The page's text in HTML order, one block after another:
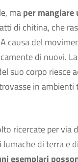
maper
di chitina, che
causa del
di nuovi.
suo corpo riesce
in
ricercate per via
di terra e
esemplari